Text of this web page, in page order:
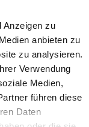
Anzeigen zu
anbieten zu
zu analysieren.
Verwendung
Medien,
führen diese
Daten
|
cm,
6 Stück